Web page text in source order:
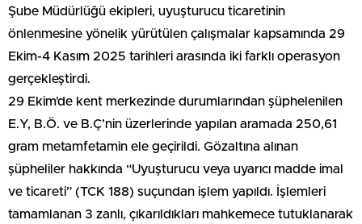
Şube Müdürlüğü ekipleri, uyuşturucu ticaretinin
önlenmesine yönelik yürütülen çalışmalar kapsamında 29
Ekim-4 Kasım 2025 tarihleri arasında iki farklı operasyon
gerçekleştirdi.
29 Ekim’de kent merkezinde durumlarından şüphelenilen
E.Y, B.Ö. ve B.Ç’nin üzerlerinde yapılan aramada 250,61
gram metamfetamin ele geçirildi. Gözaltına alınan
şüpheliler hakkında “Uyuşturucu veya uyarıcı madde imal
ve ticareti” (TCK 188) suçundan işlem yapıldı. İşlemleri
tamamlanan 3 zanlı, çıkarıldıkları mahkemece tutuklanarak